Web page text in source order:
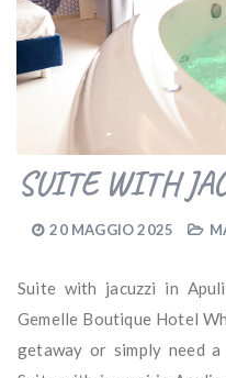
SUITE WITH
20 MAGGIO 2025
Suite with jacuzzi in
Gemelle Boutique Hotel
getaway or simply need